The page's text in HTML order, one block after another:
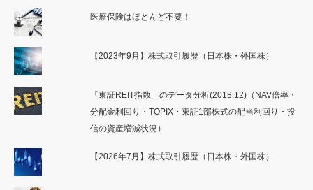
医療保険はほとんど不要！
【2023年9月】株式取引履歴（日本株・外国株）
「東証REIT指数」のデータ分析(2018.12)（NAV倍率・
分配金利回り・TOPIX・東証1部株式の配当利回り・投
信の資産増減状況）
【2026年7月】株式取引履歴（日本株・外国株）